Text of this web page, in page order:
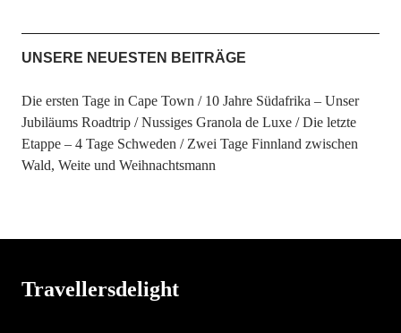
UNSERE NEUESTEN BEITRÄGE
Die ersten Tage in Cape Town
10 Jahre Südafrika – Unser
Jubiläums Roadtrip
Nussiges Granola de Luxe
Die letzte
Etappe – 4 Tage Schweden
Zwei Tage Finnland zwischen
Wald, Weite und Weihnachtsmann
Travellersdelight